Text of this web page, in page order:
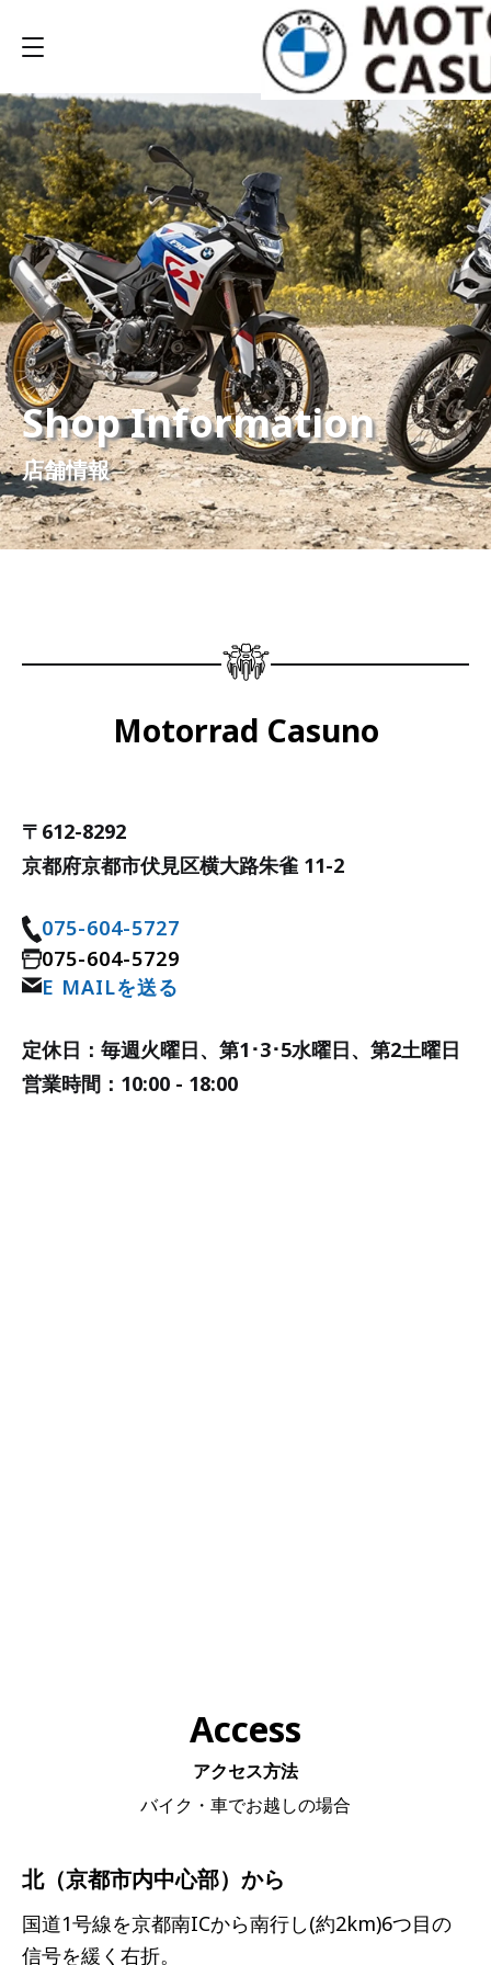
Shop Information
店舗情報
Motorrad Casuno
〒612-8292
京都府京都市伏見区横大路朱雀 11-2
075-604-5727
075-604-5729
E MAILを送る
定休日：毎週火曜日、第1･3･5水曜日、第2土曜日
営業時間：10:00 - 18:00
Access
アクセス方法
バイク・車でお越しの場合
北（京都市内中心部）から
国道1号線を京都南ICから南行し(約2km)6つ目の
信号を緩く右折。